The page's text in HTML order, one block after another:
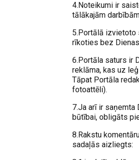
4.Noteikumi ir
tālākajām
5.Portālā izvietoto
rīkoties bez
6.Portāla saturs ir
reklāma, kas uz
Tāpat Portāla
fotoattēli).
7.Ja arī ir
būtībai, obligāts
8.Rakstu
sadaļās aizliegts: